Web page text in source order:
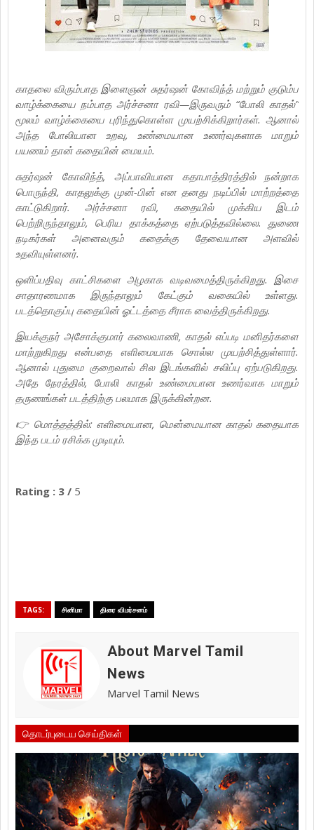
காதலை விரும்பாத இளைஞன் சுதர்ஷன் கோவிந்த் மற்றும் குடும்ப
வாழ்க்கையை நம்பாத அர்ச்சனா ரவி—இருவரும் “போலி காதல்”
மூலம் வாழ்க்கையை புரிந்துகொள்ள முயற்சிக்கிறார்கள். ஆனால்
அந்த போலியான உறவு, உண்மையான உணர்வுகளாக மாறும்
பயணம் தான் கதையின் மையம்.
சுதர்ஷன் கோவிந்த், அப்பாவியான கதாபாத்திரத்தில் நன்றாக
பொருந்தி, காதலுக்கு முன்-பின் என தனது நடிப்பில் மாற்றத்தை
காட்டுகிறார். அர்ச்சனா ரவி, கதையில் முக்கிய இடம்
பெற்றிருந்தாலும், பெரிய தாக்கத்தை ஏற்படுத்தவில்லை. துணை
நடிகர்கள் அனைவரும் கதைக்கு தேவையான அளவில்
உதவியுள்ளனர்.
ஒளிப்பதிவு காட்சிகளை அழகாக வடிவமைத்திருக்கிறது. இசை
சாதாரணமாக இருந்தாலும் கேட்கும் வகையில் உள்ளது.
படத்தொகுப்பு கதையின் ஓட்டத்தை சீராக வைத்திருக்கிறது.
இயக்குநர் அசோக்குமார் கலைவாணி, காதல் எப்படி மனிதர்களை
மாற்றுகிறது என்பதை எளிமையாக சொல்ல முயற்சித்துள்ளார்.
ஆனால் புதுமை குறைவால் சில இடங்களில் சலிப்பு ஏற்படுகிறது.
அதே நேரத்தில், போலி காதல் உண்மையான உணர்வாக மாறும்
தருணங்கள் படத்திற்கு பலமாக இருக்கின்றன.
👉 மொத்தத்தில்: எளிமையான, மென்மையான காதல் கதையாக
இந்த படம் ரசிக்க முடியும்.
Rating : 3 / 5
TAGS: சினிமா திரை விமர்சனம்
About Marvel Tamil
News
Marvel Tamil News
தொடர்புடைய செய்திகள்